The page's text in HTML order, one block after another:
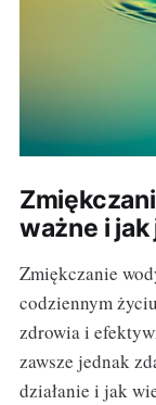
ważne i
Zmiękczanie
codziennym
zdrowia i
zawsze jednak
działanie i jak